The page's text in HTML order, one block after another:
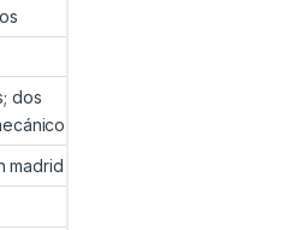
dos
madrid